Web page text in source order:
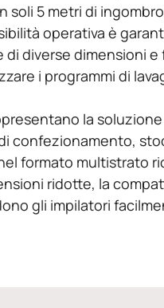
soli 5 metri di
operativa è
diverse dimensioni
i programmi di
la
confezionamento,
formato multistrato
ridotte, la
gli impilatori